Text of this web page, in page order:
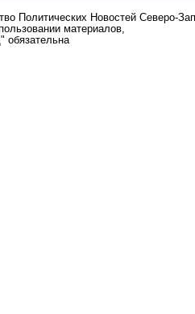
Политических Новостей Северо-
материалов,
обязательна